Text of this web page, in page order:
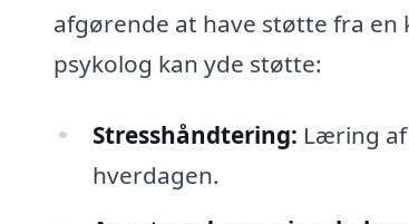
afgørende at have støtte fra en
psykolog kan yde støtte:
Stresshåndtering: Læring
hverdagen.